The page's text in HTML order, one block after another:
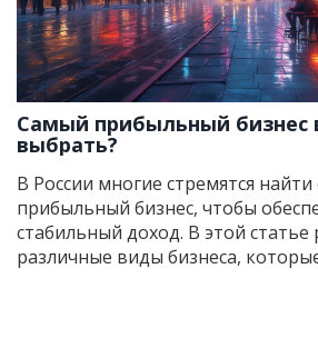
Самый прибыльный бизнес
выбрать?
В России многие стремятся
прибыльный бизнес, чтобы
стабильный доход. В этой статье
различные виды бизнеса,